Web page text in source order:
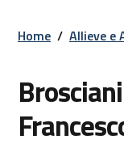
Home / Allieve e